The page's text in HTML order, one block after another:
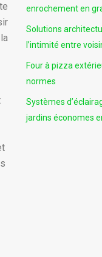
enrochement en
Solutions
l’intimité entre
Four à pizza
normes
Systèmes
jardins économes